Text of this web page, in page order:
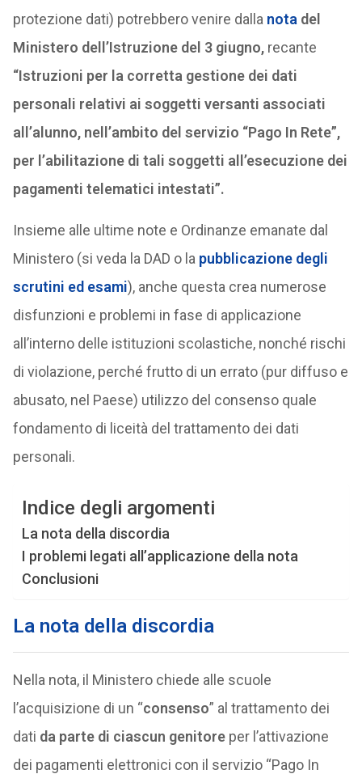
protezione dati) potrebbero venire dalla nota del
Ministero dell’Istruzione del 3 giugno, recante
“Istruzioni per la corretta gestione dei dati
personali relativi ai soggetti versanti associati
all’alunno, nell’ambito del servizio “Pago In Rete”,
per l’abilitazione di tali soggetti all’esecuzione dei
pagamenti telematici intestati”.
Insieme alle ultime note e Ordinanze emanate dal
Ministero (si veda la DAD o la pubblicazione degli
scrutini ed esami), anche questa crea numerose
disfunzioni e problemi in fase di applicazione
all’interno delle istituzioni scolastiche, nonché rischi
di violazione, perché frutto di un errato (pur diffuso e
abusato, nel Paese) utilizzo del consenso quale
fondamento di liceità del trattamento dei dati
personali.
Indice degli argomenti
La nota della discordia
I problemi legati all’applicazione della nota
Conclusioni
La nota della discordia
Nella nota, il Ministero chiede alle scuole
l’acquisizione di un “consenso” al trattamento dei
dati da parte di ciascun genitoreper l’attivazione
dei pagamenti elettronici con il servizio “Pago In